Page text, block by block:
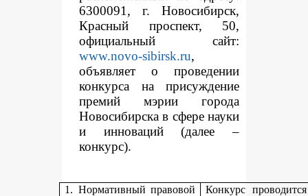
6300091, г. Новосибирск,
Красный проспект, 50,
официальный сайт:
www.novo-sibirsk.ru,
объявляет о проведении
конкурса на присуждение
премий мэрии города
Новосибирска в сфере науки
и инноваций (далее –
конкурс).
1. Нормативный правовой
Конкурс